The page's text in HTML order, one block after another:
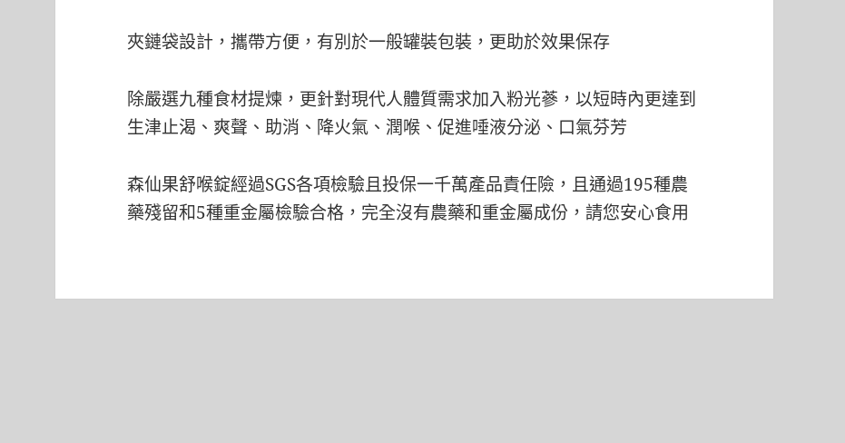
夾鏈袋設計，攜帶方便，有別於一般罐裝包裝，更助於效果保存
除嚴選九種食材提煉，更針對現代人體質需求加入粉光蔘，以短時內更達到
生津止渴、爽聲、助消、降火氣、潤喉、促進唾液分泌、口氣芬芳
森仙果舒喉錠經過SGS各項檢驗且投保一千萬產品責任險，且通過195種農
藥殘留和5種重金屬檢驗合格，完全沒有農藥和重金屬成份，請您安心食用